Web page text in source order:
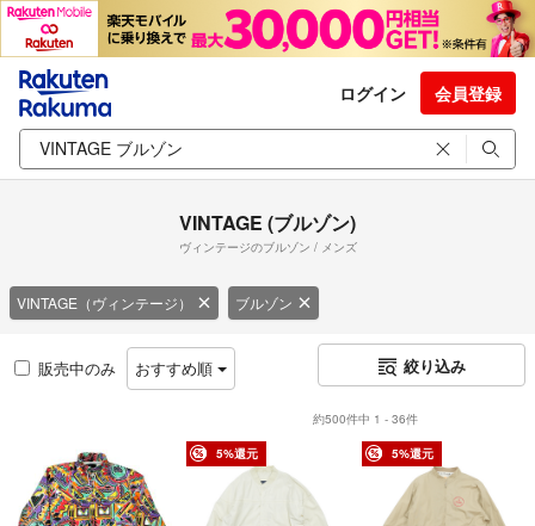
ログイン 会員登録
VINTAGE (ブルゾン)
ヴィンテージのブルゾン / メンズ
VINTAGE（ヴィンテージ） ブルゾン
販売中のみ おすすめ順 絞り込み
約500件中 1 - 36件
5%還元 5%還元